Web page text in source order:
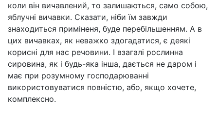
коли він вичавлений, то залишаються, само собою,
яблучні вичавки. Сказати, ніби їм завжди
знаходиться приміненя, буде перебільшенням. А в
цих вичавках, як неважко здогадатися, є деякі
корисні для нас речовини. І взагалі рослинна
сировина, як і будь-яка інша, дається не даром і
має при розумному господарюванні
використовуватися повністю, або, якщо хочете,
комплексно.